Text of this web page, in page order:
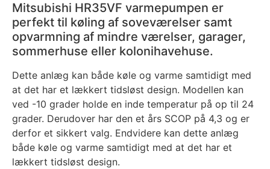
Mitsubishi HR35VF varmepumpen er
perfekt til køling af soveværelser samt
opvarmning af mindre værelser, garager,
sommerhuse eller kolonihavehuse.
Dette anlæg kan både køle og varme samtidigt med
at det har et lækkert tidsløst design. Modellen kan
ved -10 grader holde en inde temperatur på op til 24
grader. Derudover har den et års SCOP på 4,3 og er
derfor et sikkert valg. Endvidere kan dette anlæg
både køle og varme samtidigt med at det har et
lækkert tidsløst design.